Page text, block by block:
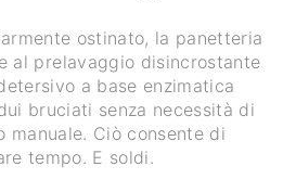
ostinato, la panetteria
al prelavaggio disincrostante
a base enzimatica
bruciati senza necessità di
manuale. Ciò consente di
tempo. E soldi.